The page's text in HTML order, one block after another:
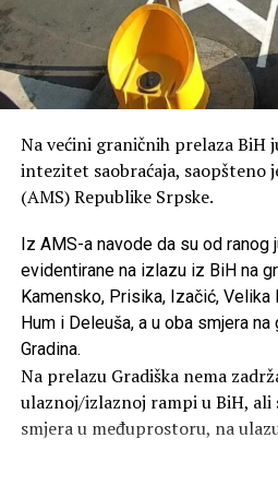
Na većini graničnih prelaza BiH
intezitet saobraćaja, saopšteno
(AMS) Republike Srpske.
Iz AMS-a navode da su od ranog
evidentirane na izlazu iz BiH na
Kamensko, Prisika, Izačić, Velika
Hum i Deleuša, a u oba smjera
Gradina.
Na prelazu Gradiška nema
ulaznoj/izlaznoj rampi u BiH, ali
smjera u međuprostoru, na